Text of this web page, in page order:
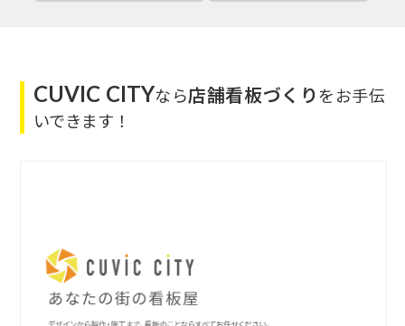
CUVIC CITYなら店舗看板づくりをお手伝
いできます！